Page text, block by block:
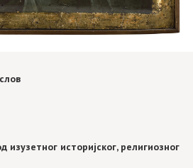
изузетног историјског, религиозног